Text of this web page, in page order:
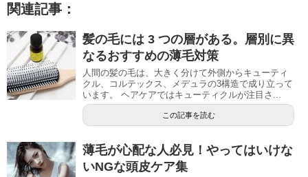
関連記事：
髪の毛には 3 つの層がある。層別に異
なるおすすめの薄毛対策
人間の髪の毛は、大きく分けて外側からキューティ
クル、コルテックス、メデュラの3構造で成り立って
います。 ヘアケアではキューティクルが注目さ...
この記事を読む
薄毛が心配な人必見！やってはいけな
いNGな頭皮ケア集